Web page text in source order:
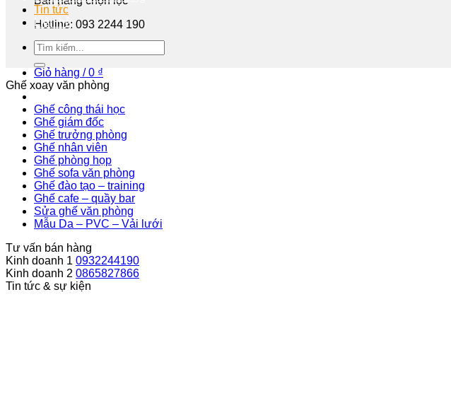
Hotline: 093 2244 190
Tư vấn miễn phí
Giỏ hàng /0 ₫
Tin tức
Liên hệ
Ghế xoay văn phòng
Ghế công thái học
Ghế giám đốc
Ghế trưởng phòng
Ghế nhân viên
Ghế phòng họp
Ghế sofa văn phòng
Ghế đào tạo – training
Ghế cafe – quầy bar
Sửa ghế văn phòng
Mẫu Da – PVC – Vải lưới
Tư vấn bán hàng
Kinh doanh 1 0932244190
Kinh doanh 2 0865827866
Tin tức & sự kiện